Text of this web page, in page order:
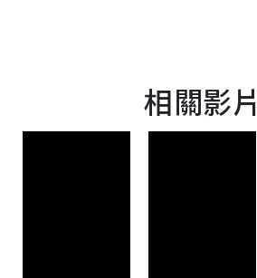
相關影片